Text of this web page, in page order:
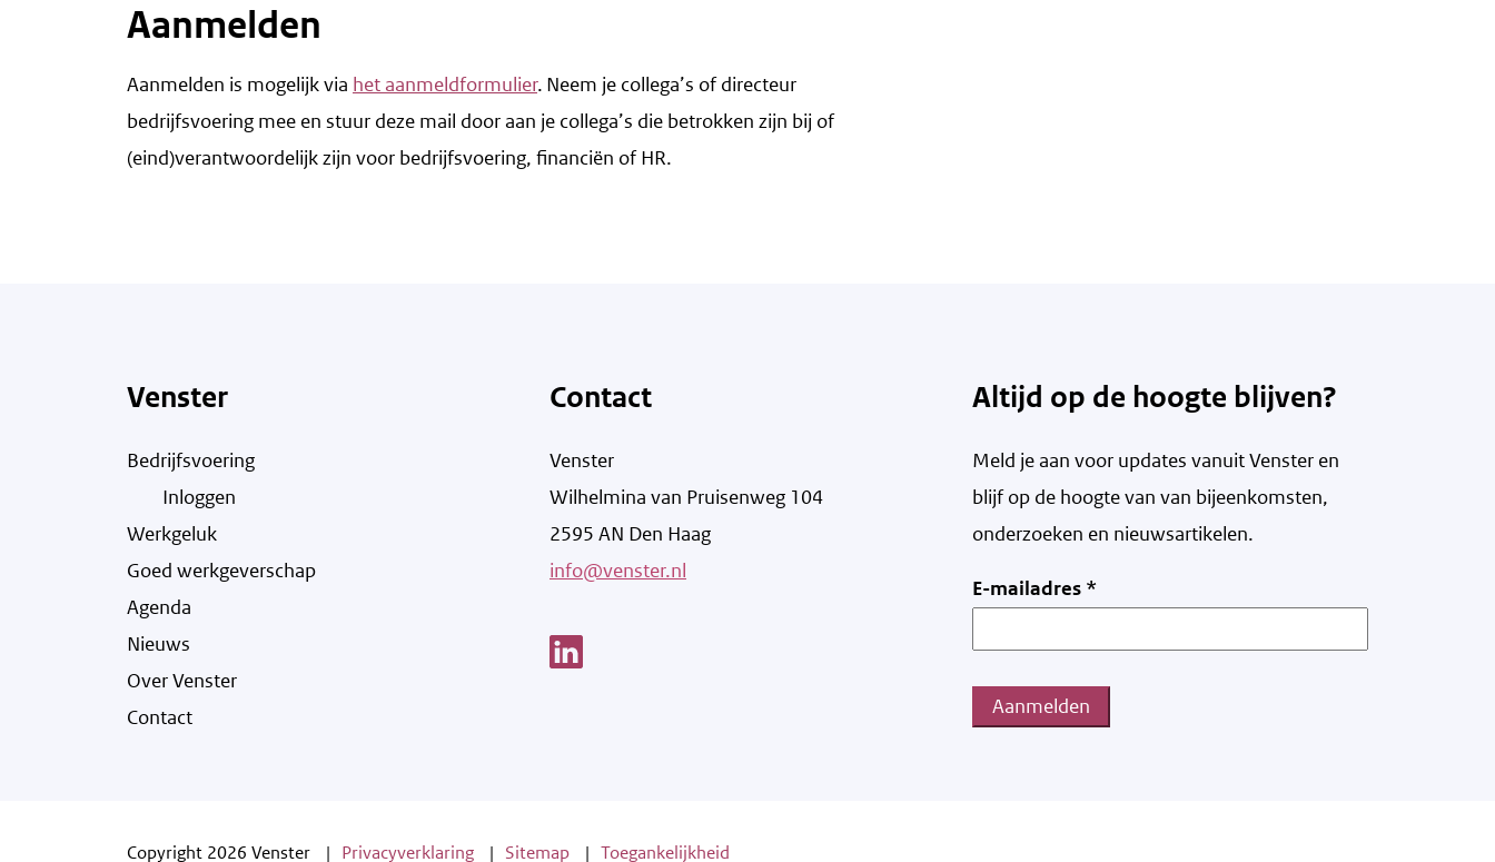
Aanmelden
Aanmelden is mogelijk via het aanmeldformulier. Neem je collega’s of directeur
bedrijfsvoering mee en stuur deze mail door aan je collega’s die betrokken zijn bij of
(eind)verantwoordelijk zijn voor bedrijfsvoering, financiën of HR.
Venster
Bedrijfsvoering
Inloggen
Werkgeluk
Goed werkgeverschap
Agenda
Nieuws
Over Venster
Contact
Contact
Venster
Wilhelmina van Pruisenweg 104
2595 AN Den Haag
info@venster.nl
Altijd op de hoogte blijven?
Meld je aan voor updates vanuit Venster en
blijf op de hoogte van van bijeenkomsten,
onderzoeken en nieuwsartikelen.
E-mailadres *
Aanmelden
Copyright 2026 Venster Privacyverklaring Sitemap Toegankelijkheid